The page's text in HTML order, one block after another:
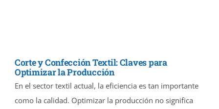
Corte y Confección Textil: Claves para
Optimizar la Producción
En el sector textil actual, la eficiencia es tan importante
como la calidad. Optimizar la producción no significa